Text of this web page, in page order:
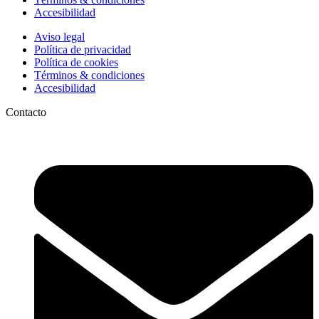
Accesibilidad
Aviso legal
Política de privacidad
Política de cookies
Términos & condiciones
Accesibilidad
Contacto